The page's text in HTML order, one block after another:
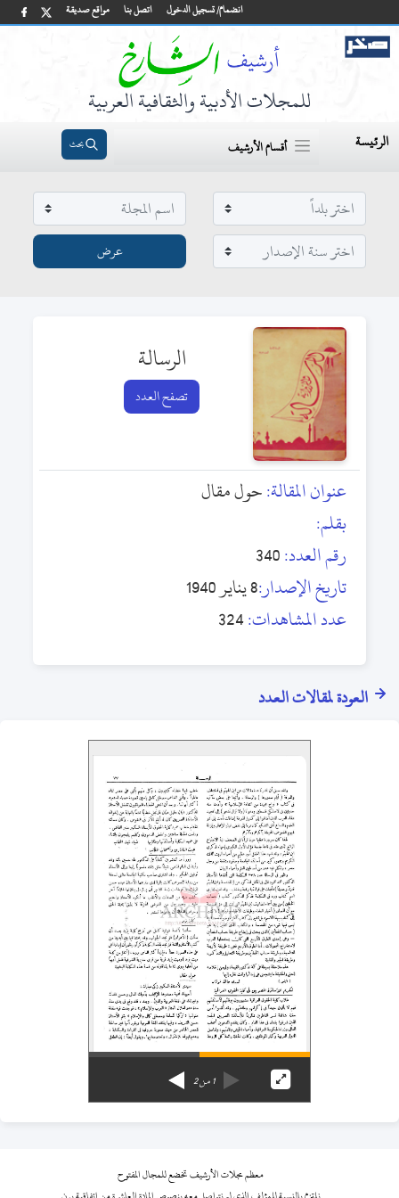
مواقع صديقة اتصل بنا انضمام/ تسجيل الدخول
للمجلات الأدبية والثقافية العربية
الرئيسة أقسام الأرشيف بحث
الرسالة
تصفح العدد
عنوان المقالة:حول مقال
بقلم:
رقم العدد:340
تاريخ الإصدار:8 يناير 1940
عدد المشاهدات:324
العودة لمقالات العدد
1من2
معظم مجلات الأرشيف تخضع للمجال المفتوح